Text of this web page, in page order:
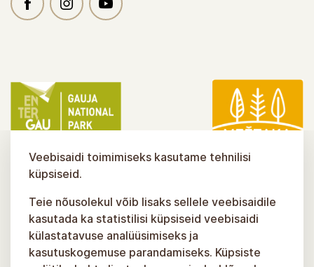
Veebisaidi toimimiseks kasutame tehnilisi
küpsiseid.
Teie nõusolekul võib lisaks sellele veebisaidile
kasutada ka statistilisi küpsiseid veebisaidi
külastatavuse analüüsimiseks ja
kasutuskogemuse parandamiseks. Küpsiste